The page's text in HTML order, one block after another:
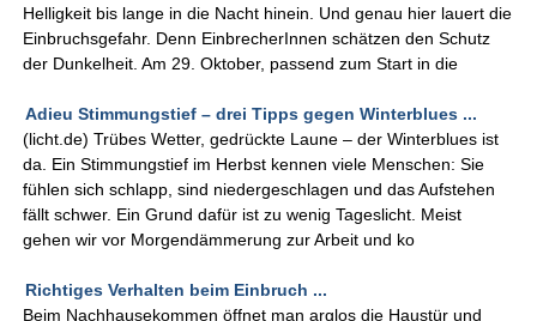
Helligkeit bis lange in die Nacht hinein. Und genau hier lauert die
Einbruchsgefahr. Denn EinbrecherInnen schätzen den Schutz
der Dunkelheit. Am 29. Oktober, passend zum Start in die
Adieu Stimmungstief – drei Tipps gegen Winterblues ...
(licht.de) Trübes Wetter, gedrückte Laune – der Winterblues ist
da. Ein Stimmungstief im Herbst kennen viele Menschen: Sie
fühlen sich schlapp, sind niedergeschlagen und das Aufstehen
fällt schwer. Ein Grund dafür ist zu wenig Tageslicht. Meist
gehen wir vor Morgendämmerung zur Arbeit und ko
Richtiges Verhalten beim Einbruch ...
Beim Nachhausekommen öffnet man arglos die Haustür und